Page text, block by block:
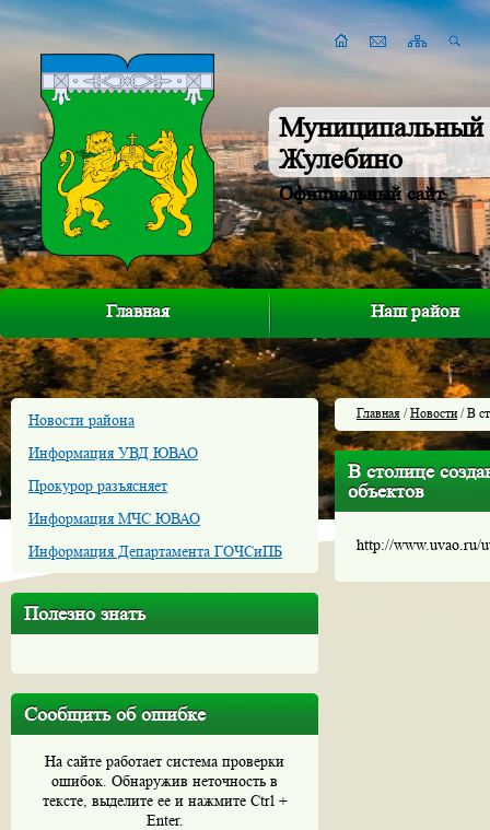
Муниципальный
Жулебино
Официальный сайт
Главная Наш район
Новости района
Информация УВД ЮВАО
Прокурор разъясняет
Информация МЧС ЮВАО
Информация Департамента ГОЧСиПБ
Полезно знать
Сообщить об ошибке
На сайте работает система проверки
ошибок. Обнаружив неточность в
тексте, выделите ее и нажмите Ctrl +
Enter.
Главная /Новости/ В
В столице
объектов
http://www.uvao.ru/